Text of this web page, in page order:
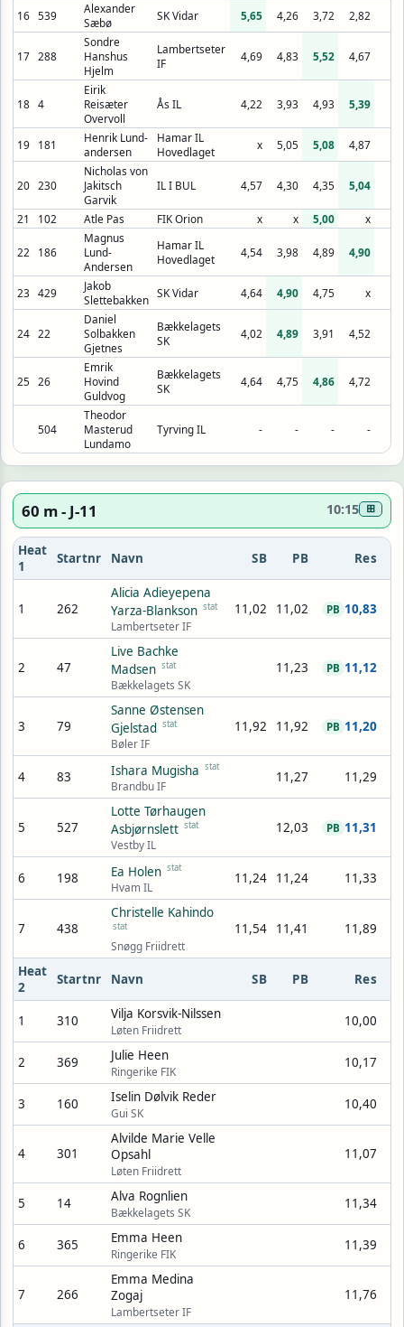
16 539
Alexander
Sæbø
SK Vidar 5,65 4,26 3,72 2,82
17 288
Sondre
Hanshus
Hjelm
Lambertseter
IF
4,69 4,83 5,52 4,67
18 4
Eirik
Reisæter
Overvoll
Ås IL 4,22 3,93 4,93 5,39
19 181
Henrik Lund-
andersen
Hamar IL
Hovedlaget
x 5,05 5,08 4,87
20 230
Nicholas von
Jakitsch
Garvik
IL I BUL 4,57 4,30 4,35 5,04
21 102 Atle Pas FIK Orion x x 5,00 x
22 186
Magnus
Lund-
Andersen
Hamar IL
Hovedlaget
4,54 3,98 4,89 4,90
23 429
Jakob
Slettebakken SK Vidar 4,64 4,90 4,75 x
24 22
Daniel
Solbakken
Gjetnes
Bækkelagets
SK
4,02 4,89 3,91 4,52
25 26
Emrik
Hovind
Guldvog
Bækkelagets
SK
4,64 4,75 4,86 4,72
504
Theodor
Masterud
Lundamo
Tyrving IL - - - -
60 m - J-11 10:15 ⊞
Heat
1
Startnr Navn SB PB Res
1 262
Alicia Adieyepena
Yarza-Blankson stat
Lambertseter IF
11,02 11,02 10,83
PB
2 47
Live Bachke
Madsen stat
Bækkelagets SK
11,23 11,12
PB
3 79
Sanne Østensen
Gjelstad stat
Bøler IF
11,92 11,92 11,20
PB
4 83 Ishara Mugisha stat
Brandbu IF
11,27 11,29
5 527
Lotte Tørhaugen
Asbjørnslett stat
Vestby IL
12,03 11,31
PB
6 198 Ea Holen stat
Hvam IL
11,24 11,24 11,33
7 438
Christelle Kahindo
stat
Snøgg Friidrett
11,54 11,41 11,89
Heat
2
Startnr Navn SB PB Res
1 310 Vilja Korsvik-Nilssen
Løten Friidrett
10,00
2 369 Julie Heen
Ringerike FIK
10,17
3 160 Iselin Dølvik Reder
Gui SK
10,40
4 301
Alvilde Marie Velle
Opsahl
Løten Friidrett
11,07
5 14 Alva Rognlien
Bækkelagets SK
11,34
6 365 Emma Heen
Ringerike FIK
11,39
7 266
Emma Medina
Zogaj
Lambertseter IF
11,76